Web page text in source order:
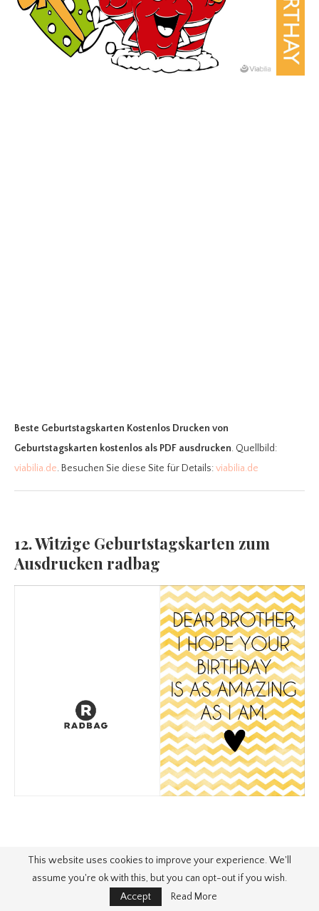
Beste Geburtstagskarten Kostenlos Drucken von
Geburtstagskarten kostenlos als PDF ausdrucken. Quellbild:
viabilia.de. Besuchen Sie diese Site für Details:viabilia.de
12. Witzige Geburtstagskarten zum
Ausdrucken radbag
This website uses cookies to improve your experience. We'll
assume you're ok with this, but you can opt-out if you wish.
Accept
Read More